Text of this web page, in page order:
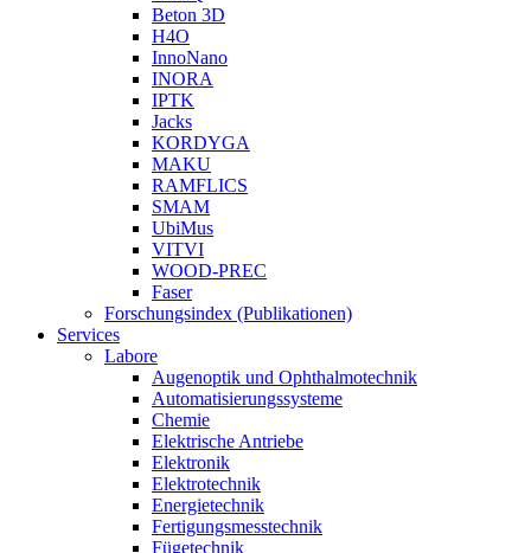
Beton 3D
H4O
InnoNano
INORA
IPTK
Jacks
KORDYGA
MAKU
RAMFLICS
SMAM
UbiMus
VITVI
WOOD-PREC
Faser
Forschungsindex (Publikationen)
Services
Labore
Augenoptik und Ophthalmotechnik
Automatisierungssysteme
Chemie
Elektrische Antriebe
Elektronik
Elektrotechnik
Energietechnik
Fertigungsmesstechnik
Fügetechnik